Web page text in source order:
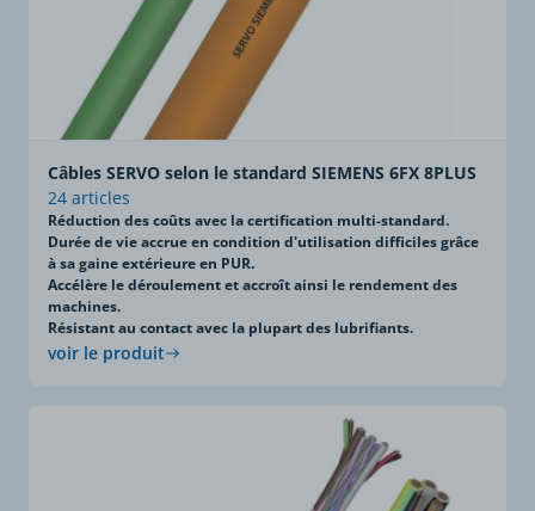
Câbles SERVO selon le standard SIEMENS 6FX 8PLUS
24 articles
Réduction des coûts avec la certification multi-standard.
Durée de vie accrue en condition d'utilisation difficiles grâce
à sa gaine extérieure en PUR.
Accélère le déroulement et accroît ainsi le rendement des
machines.
Résistant au contact avec la plupart des lubrifiants.
voir le produit